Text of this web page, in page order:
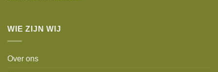
WIE ZIJN WIJ
Over ons